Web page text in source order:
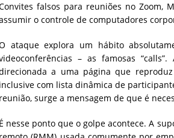
falsos para reuniões no Zoom,
o controle de computadores
ataque explora um hábito
– as famosas
a uma página que
inclusive com lista dinâmica de
reunião, surge a mensagem de que é
É nesse ponto que o golpe acontece. A